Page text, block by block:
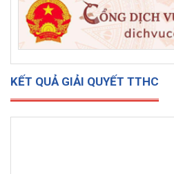
KẾT QUẢ GIẢI QUYẾT TTHC